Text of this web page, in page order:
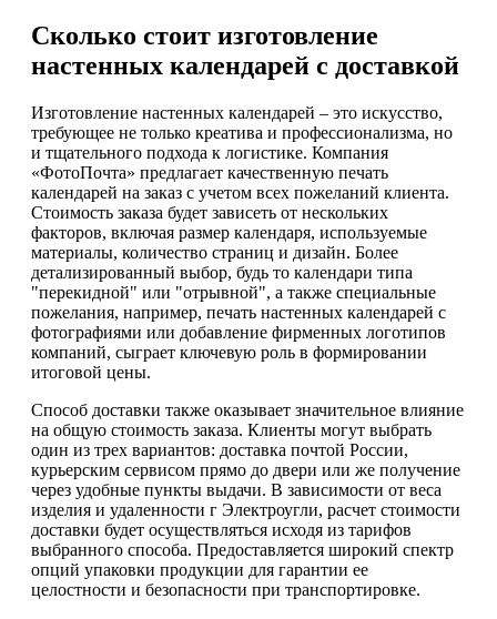
Сколько стоит изготовление
настенных календарей с доставкой
Изготовление настенных календарей – это искусство,
требующее не только креатива и профессионализма, но
и тщательного подхода к логистике. Компания
«ФотоПочта» предлагает качественную печать
календарей на заказ с учетом всех пожеланий клиента.
Стоимость заказа будет зависеть от нескольких
факторов, включая размер календаря, используемые
материалы, количество страниц и дизайн. Более
детализированный выбор, будь то календари типа
"перекидной" или "отрывной", а также специальные
пожелания, например, печать настенных календарей с
фотографиями или добавление фирменных логотипов
компаний, сыграет ключевую роль в формировании
итоговой цены.
Способ доставки также оказывает значительное влияние
на общую стоимость заказа. Клиенты могут выбрать
один из трех вариантов: доставка почтой России,
курьерским сервисом прямо до двери или же получение
через удобные пункты выдачи. В зависимости от веса
изделия и удаленности г Электроугли, расчет стоимости
доставки будет осуществляться исходя из тарифов
выбранного способа. Предоставляется широкий спектр
опций упаковки продукции для гарантии ее
целостности и безопасности при транспортировке.